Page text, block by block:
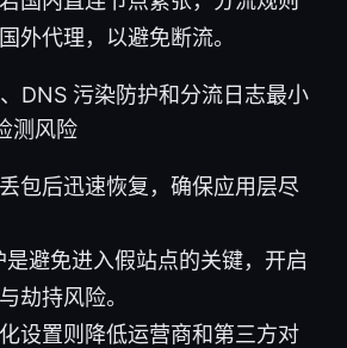
外代理，以避免断流。
DNS 污染防护和分流日志最小
测风险
包后迅速恢复，确保应用层尽
是避免进入假站点的关键，开启
劫持风险。
设置则降低运营商和第三方对